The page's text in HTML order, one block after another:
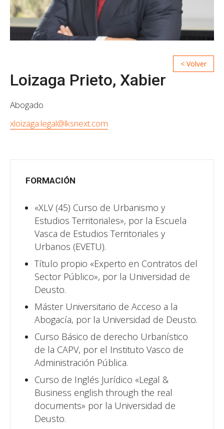
Loizaga Prieto, Xabier
Abogado
xloizaga.legal@lksnext.com
FORMACIÓN
«XLV (45) Curso de Urbanismo y
Estudios Territoriales», por la Escuela
Vasca de Estudios Territoriales y
Urbanos (EVETU).
Título propio «Experto en Contratos del
Sector Público», por la Universidad de
Deusto.
Máster Universitario de Acceso a la
Abogacía, por la Universidad de Deusto.
Curso Básico de derecho Urbanístico
de la CAPV, por el Instituto Vasco de
Administración Pública.
Curso de Inglés Jurídico «Legal &
Business english through the real
documents» por la Universidad de
Deusto.